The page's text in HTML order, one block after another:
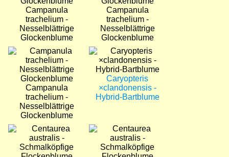
Campanula
trachelium -
Nesselblättrige
Glockenblume
Campanula
trachelium -
Nesselblättrige
Glockenblume
Bild
Campanula
trachelium -
Nesselblättrige
Glockenblume
Bild
Caryopteris
×clandonensis -
Hybrid-Bartblume
Bild Bild